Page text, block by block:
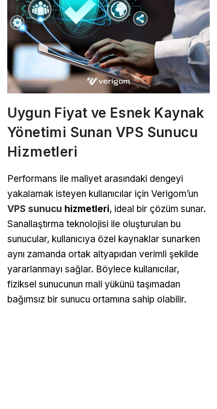
Uygun Fiyat ve Esnek Kaynak
Yönetimi Sunan VPS Sunucu
Hizmetleri
Performans ile maliyet arasındaki dengeyi
yakalamak isteyen kullanıcılar için Verigom’un
VPS sunucu hizmetleri, ideal bir çözüm sunar.
Sanallaştırma teknolojisi ile oluşturulan bu
sunucular, kullanıcıya özel kaynaklar sunarken
aynı zamanda ortak altyapıdan verimli şekilde
yararlanmayı sağlar. Böylece kullanıcılar,
fiziksel sunucunun mali yükünü taşımadan
bağımsız bir sunucu ortamına sahip olabilir.